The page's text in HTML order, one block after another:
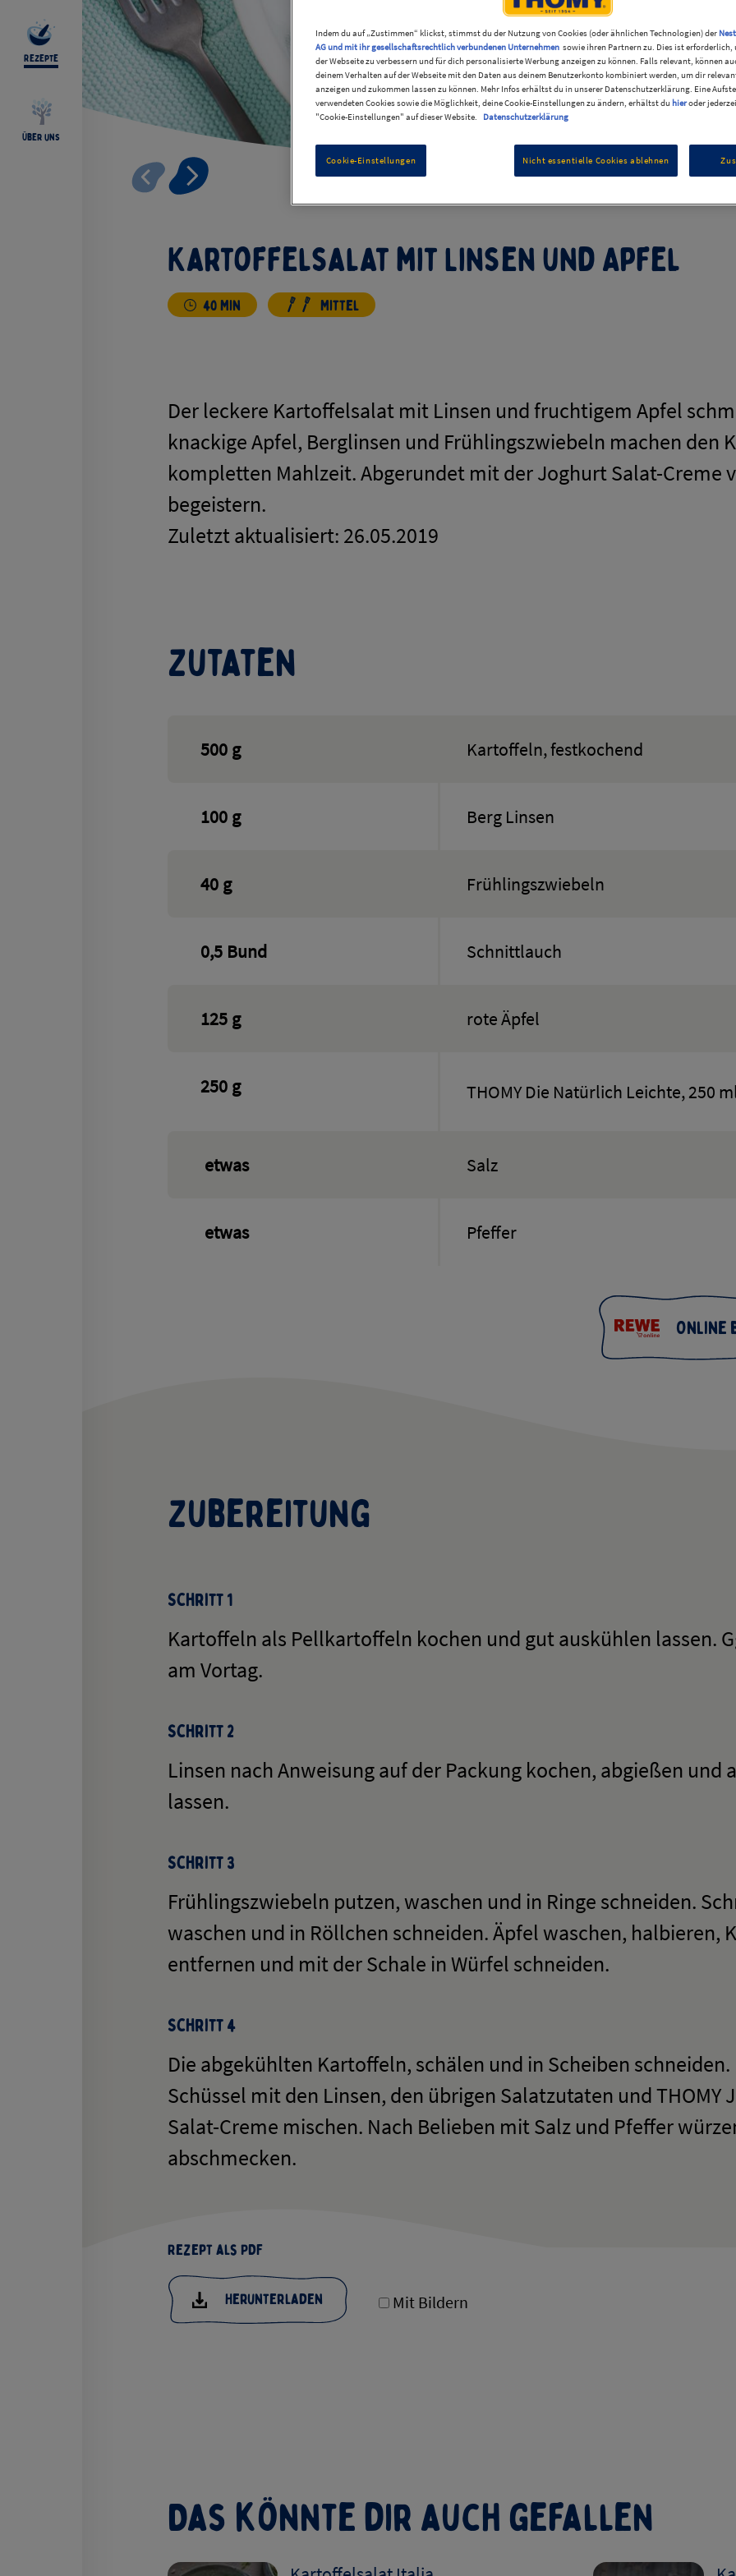
Rezepte
Über uns
Kartoffelsalat mit Linsen und Apfel
40 Min Mittel
Der leckere Kartoffelsalat mit Linsen und fruchtigem Apfel
knackige Apfel, Berglinsen und Frühlingszwiebeln machen den
kompletten Mahlzeit. Abgerundet mit der Joghurt Salat-Creme
begeistern.
Zuletzt aktualisiert: 26.05.2019
Zutaten
500 g Kartoffeln, festkochend
100 g Berg Linsen
40 g Frühlingszwiebeln
0,5 Bund Schnittlauch
125 g rote Äpfel
250 g THOMY Die Natürlich Leichte, 250
etwas Salz
etwas Pfeffer
Online
Zubereitung
Schritt 1
Kartoffeln als Pellkartoffeln kochen und gut auskühlen lassen.
am Vortag.
Schritt 2
Linsen nach Anweisung auf der Packung kochen, abgießen und
lassen.
Schritt 3
Frühlingszwiebeln putzen, waschen und in Ringe schneiden.
waschen und in Röllchen schneiden. Äpfel waschen, halbieren,
entfernen und mit der Schale in Würfel schneiden.
Schritt 4
Die abgekühlten Kartoffeln, schälen und in Scheiben schneiden.
Schüssel mit den Linsen, den übrigen Salatzutaten und THOMY
Salat-Creme mischen. Nach Belieben mit Salz und Pfeffer
abschmecken.
Rezept als PDF
Herunterladen Mit Bildern
Das könnte dir auch gefallen
Indem du auf „Zustimmen“ klickst, stimmst du der Nutzung von Cookies (oder ähnlichen Technologien) der
AG und mit ihr gesellschaftsrechtlich verbundenen Unternehmen sowie ihren Partnern zu. Dies ist erforderlich,
der Webseite zu verbessern und für dich personalisierte Werbung anzeigen zu können. Falls relevant, können
deinem Verhalten auf der Webseite mit den Daten aus deinem Benutzerkonto kombiniert werden, um dir
anzeigen und zukommen lassen zu können. Mehr Infos erhältst du in unserer Datenschutzerklärung. Eine
verwendeten Cookies sowie die Möglichkeit, deine Cookie-Einstellungen zu ändern, erhältst du hieroder
"Cookie-Einstellungen" auf dieser Website.
Datenschutzerklärung
Cookie-Einstellungen Nicht essentielle Cookies ablehnen